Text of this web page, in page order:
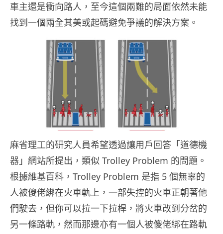
車主還是衝向路人，至今這個兩難的局面依然未能
找到一個兩全其美或起碼避免爭議的解決方案。
麻省理工的研究人員希望透過讓用戶回答「道德機
器」網站所提出，類似 Trolley Problem 的問題。
根據維基百科，Trolley Problem 是指 5 個無辜的
人被傻佬綁在火車軌上，一部失控的火車正朝著他
們駛去，但你可以拉一下拉桿，將火車改到分岔的
另一條路軌，然而那邊亦有一個人被傻佬綁在路軌